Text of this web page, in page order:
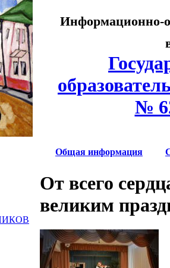
Информационно-
№
Общая информация
От всего
великим